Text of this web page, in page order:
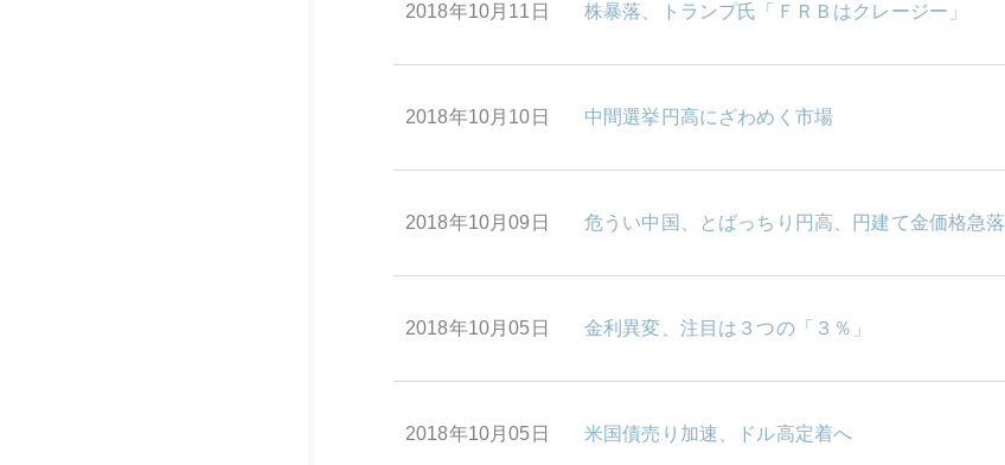
2018年10月11日 株暴落、トランプ氏「ＦＲＢはクレージー」
2018年10月10日 中間選挙円高にざわめく市場
2018年10月09日 危うい中国、とばっちり円高、円建て金価格急落
2018年10月05日 金利異変、注目は３つの「３％」
2018年10月05日 米国債売り加速、ドル高定着へ